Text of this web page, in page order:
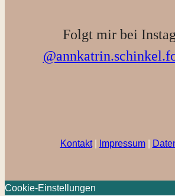
Folgt mir bei
Kontakt| Impressum|
Cookie-Einstellungen